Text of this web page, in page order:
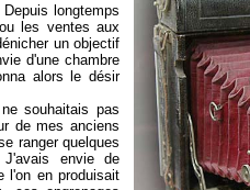
longtemps
les ventes aux
un objectif
d'une chambre
alors le désir
souhaitais pas
de mes anciens
ranger quelques
envie de
l'on en produisait